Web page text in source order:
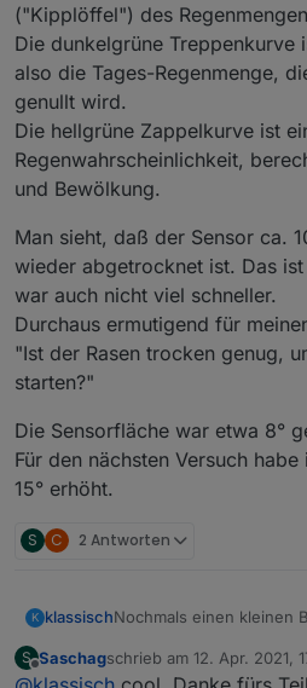
("Kipplöffel") des
Die dunkelgrüne Treppenkurve
also die Tages-Regenmenge,
genullt wird.
Die hellgrüne Zappelkurve ist
Regenwahrscheinlichkeit,
und Bewölkung.
Man sieht, daß der Sensor ca.
wieder abgetrocknet ist. Das
war auch nicht viel schneller.
Durchaus ermutigend für
"Ist der Rasen trocken genug,
starten?"
Die Sensorfläche war etwa 8°
Für den nächsten Versuch
15° erhöht.
S C 2 Antworten
K klassischNochmals einen kleinen
(Gras trocken genug für
S
Offline
Saschagschrieb am 12. Apr. 2021,
zuletzt editiert von